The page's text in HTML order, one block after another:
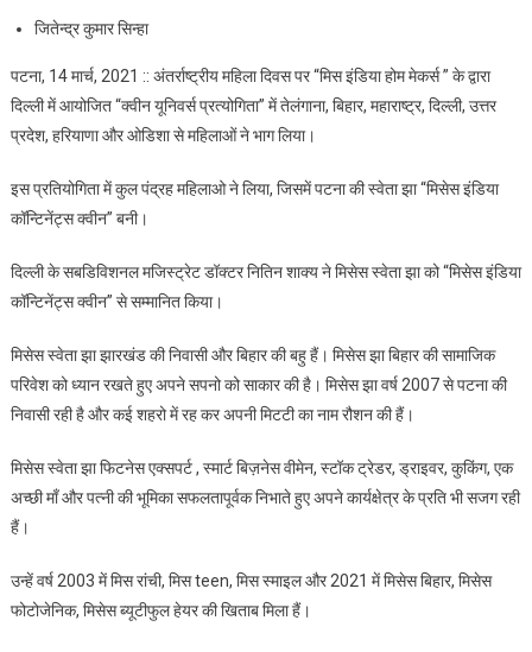
जितेन्द्र कुमार सिन्हा
पटना, 14 मार्च, 2021 :: अंतर्राष्ट्रीय महिला दिवस पर “मिस इंडिया होम मेकर्स ” के द्वारा
दिल्ली में आयोजित “क्वीन यूनिवर्स प्रत्योगिता” में तेलंगाना, बिहार, महाराष्ट्र, दिल्ली, उत्तर
प्रदेश, हरियाणा और ओडिशा से महिलाओं ने भाग लिया।
इस प्रतियोगिता में कुल पंद्रह महिलाओ ने लिया, जिसमें पटना की स्वेता झा “मिसेस इंडिया
कॉन्टिनेंट्स क्वीन” बनी।
दिल्ली के सबडिविशनल मजिस्ट्रेट डॉक्टर नितिन शाक्य ने मिसेस स्वेता झा को “मिसेस इंडिया
कॉन्टिनेंट्स क्वीन” से सम्मानित किया।
मिसेस स्वेता झा झारखंड की निवासी और बिहार की बहु हैं। मिसेस झा बिहार की सामाजिक
परिवेश को ध्यान रखते हुए अपने सपनो को साकार की है। मिसेस झा वर्ष 2007 से पटना की
निवासी रही है और कई शहरो में रह कर अपनी मिटटी का नाम रौशन की हैं।
मिसेस स्वेता झा फिटनेस एक्सपर्ट , स्मार्ट बिज़नेस वीमेन, स्टॉक ट्रेडर, ड्राइवर, कुकिंग, एक
अच्छी माँ और पत्नी की भूमिका सफलतापूर्वक निभाते हुए अपने कार्यक्षेत्र के प्रति भी सजग रही
हैं।
उन्हें वर्ष 2003 में मिस रांची, मिस teen, मिस स्माइल और 2021 में मिसेस बिहार, मिसेस
फोटोजेनिक, मिसेस ब्यूटीफुल हेयर की खिताब मिला हैं।